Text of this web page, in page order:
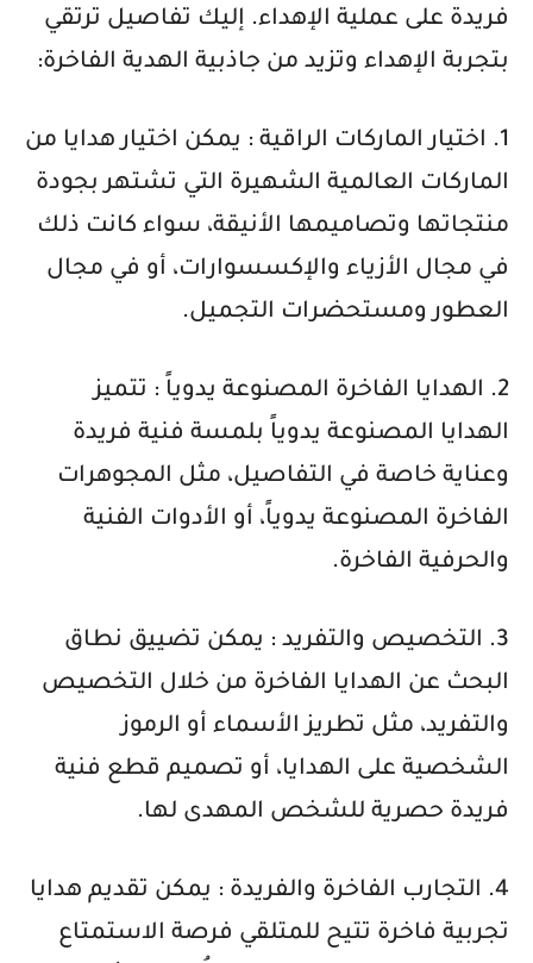
فريدة على عملية الإهداء. إليك تفاصيل ترتقي
بتجربة الإهداء وتزيد من جاذبية الهدية الفاخرة:
1. اختيار الماركات الراقية : يمكن اختيار هدايا من
الماركات العالمية الشهيرة التي تشتهر بجودة
منتجاتها وتصاميمها الأنيقة، سواء كانت ذلك
في مجال الأزياء والإكسسوارات، أو في مجال
العطور ومستحضرات التجميل.
2. الهدايا الفاخرة المصنوعة يدوياً : تتميز
الهدايا المصنوعة يدوياً بلمسة فنية فريدة
وعناية خاصة في التفاصيل، مثل المجوهرات
الفاخرة المصنوعة يدوياً، أو الأدوات الفنية
والحرفية الفاخرة.
3. التخصيص والتفريد : يمكن تضييق نطاق
البحث عن الهدايا الفاخرة من خلال التخصيص
والتفريد، مثل تطريز الأسماء أو الرموز
الشخصية على الهدايا، أو تصميم قطع فنية
فريدة حصرية للشخص المهدى لها.
4. التجارب الفاخرة والفريدة : يمكن تقديم هدايا
تجربية فاخرة تتيح للمتلقي فرصة الاستمتاع